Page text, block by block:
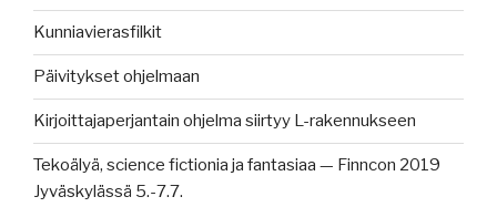
Kunniavierasfilkit
Päivitykset ohjelmaan
Kirjoittajaperjantain ohjelma siirtyy L-rakennukseen
Tekoälyä, science fictionia ja fantasiaa — Finncon 2019
Jyväskylässä 5.-7.7.